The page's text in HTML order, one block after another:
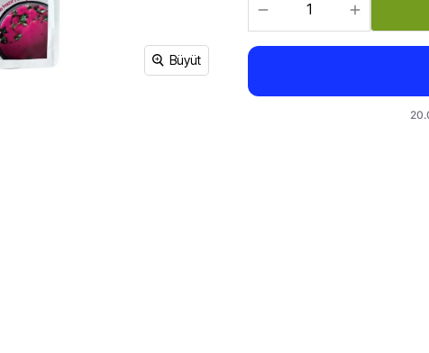
Et Ürünleri Büyüt